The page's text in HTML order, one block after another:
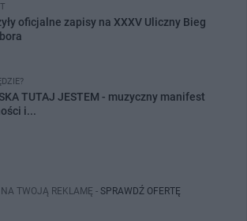
oficjalne zapisy na XXXV Uliczny Bieg
TUTAJ JESTEM - muzyczny manifest
i...
TWOJĄ REKLAMĘ - SPRAWDŹ OFERTĘ